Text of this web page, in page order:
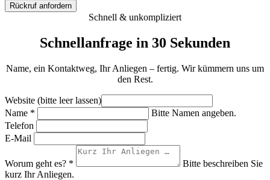
Rückruf anfordern
Schnell & unkompliziert
Schnellanfrage in 30 Sekunden
Name, ein Kontaktweg, Ihr Anliegen – fertig. Wir kümmern uns um
den Rest.
Website (bitte leer lassen)
Name *
Bitte Namen angeben.
Telefon
E-Mail
Worum geht es? *
Bitte beschreiben Sie
kurz Ihr Anliegen.